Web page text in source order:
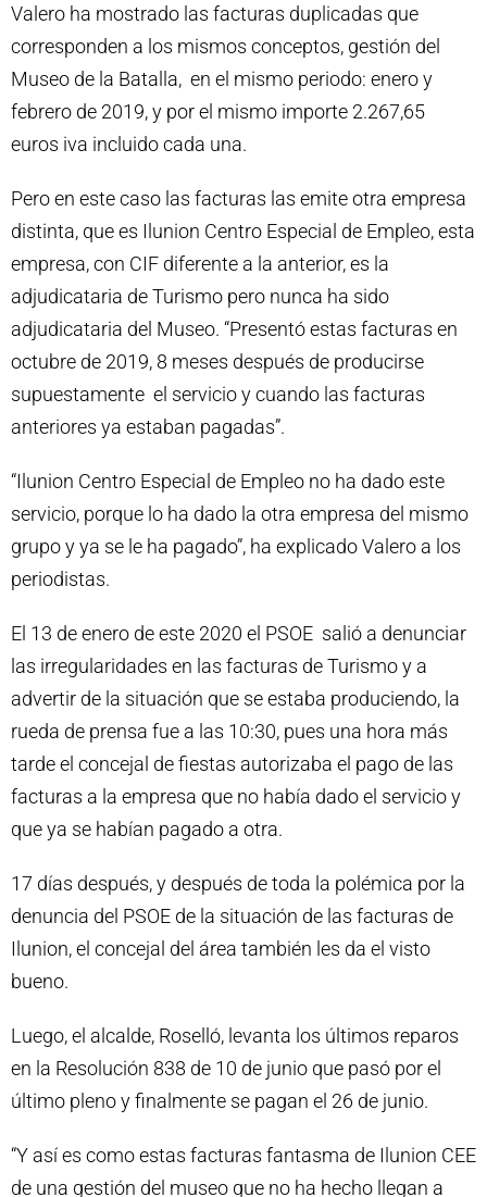
Valero ha mostrado las facturas duplicadas que
corresponden a los mismos conceptos, gestión del
Museo de la Batalla, en el mismo periodo: enero y
febrero de 2019, y por el mismo importe 2.267,65
euros iva incluido cada una.
Pero en este caso las facturas las emite otra empresa
distinta, que es Ilunion Centro Especial de Empleo, esta
empresa, con CIF diferente a la anterior, es la
adjudicataria de Turismo pero nunca ha sido
adjudicataria del Museo. “Presentó estas facturas en
octubre de 2019, 8 meses después de producirse
supuestamente el servicio y cuando las facturas
anteriores ya estaban pagadas”.
“Ilunion Centro Especial de Empleo no ha dado este
servicio, porque lo ha dado la otra empresa del mismo
grupo y ya se le ha pagado”, ha explicado Valero a los
periodistas.
El 13 de enero de este 2020 el PSOE salió a denunciar
las irregularidades en las facturas de Turismo y a
advertir de la situación que se estaba produciendo, la
rueda de prensa fue a las 10:30, pues una hora más
tarde el concejal de fiestas autorizaba el pago de las
facturas a la empresa que no había dado el servicio y
que ya se habían pagado a otra.
17 días después, y después de toda la polémica por la
denuncia del PSOE de la situación de las facturas de
Ilunion, el concejal del área también les da el visto
bueno.
Luego, el alcalde, Roselló, levanta los últimos reparos
en la Resolución 838 de 10 de junio que pasó por el
último pleno y finalmente se pagan el 26 de junio.
“Y así es como estas facturas fantasma de Ilunion CEE
de una gestión del museo que no ha hecho llegan a